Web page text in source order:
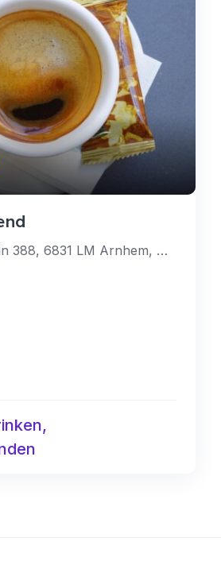
Croydonplein 388, 6831 LM Arnhem, Nederland